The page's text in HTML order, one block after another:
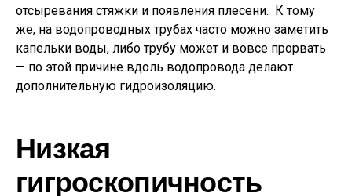
отсыревания стяжки и появления плесени. К тому
же, на водопроводных трубах часто можно заметить
капельки воды, либо трубу может и вовсе прорвать
— по этой причине вдоль водопровода делают
дополнительную гидроизоляцию.
Низкая
гигроскопичность